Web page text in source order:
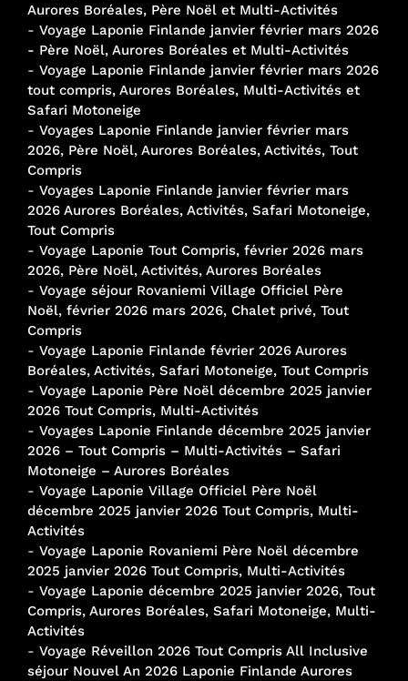
Aurores Boréales, Père Noël et Multi-Activités
- Voyage Laponie Finlande janvier février mars 2026
- Père Noël, Aurores Boréales et Multi-Activités
- Voyage Laponie Finlande janvier février mars 2026
tout compris, Aurores Boréales, Multi-Activités et
Safari Motoneige
- Voyages Laponie Finlande janvier février mars
2026, Père Noël, Aurores Boréales, Activités, Tout
Compris
- Voyages Laponie Finlande janvier février mars
2026 Aurores Boréales, Activités, Safari Motoneige,
Tout Compris
- Voyage Laponie Tout Compris, février 2026 mars
2026, Père Noël, Activités, Aurores Boréales
- Voyage séjour Rovaniemi Village Officiel Père
Noël, février 2026 mars 2026, Chalet privé, Tout
Compris
- Voyage Laponie Finlande février 2026 Aurores
Boréales, Activités, Safari Motoneige, Tout Compris
- Voyage Laponie Père Noël décembre 2025 janvier
2026 Tout Compris, Multi-Activités
- Voyages Laponie Finlande décembre 2025 janvier
2026 – Tout Compris – Multi-Activités – Safari
Motoneige – Aurores Boréales
- Voyage Laponie Village Officiel Père Noël
décembre 2025 janvier 2026 Tout Compris, Multi-
Activités
- Voyage Laponie Rovaniemi Père Noël décembre
2025 janvier 2026 Tout Compris, Multi-Activités
- Voyage Laponie décembre 2025 janvier 2026, Tout
Compris, Aurores Boréales, Safari Motoneige, Multi-
Activités
- Voyage Réveillon 2026 Tout Compris All Inclusive
séjour Nouvel An 2026 Laponie Finlande Aurores